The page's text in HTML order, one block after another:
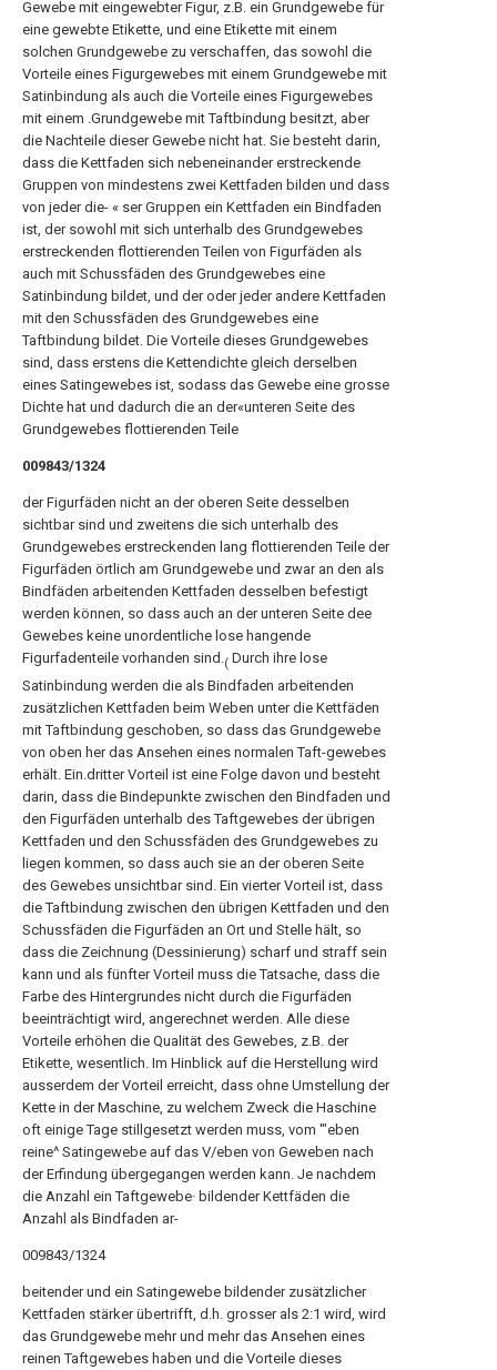
Gewebe mit eingewebter Figur, z.B. ein Grundgewebe für
eine gewebte Etikette, und eine Etikette mit einem
solchen Grundgewebe zu verschaffen, das sowohl die
Vorteile eines Figurgewebes mit einem Grundgewebe mit
Satinbindung als auch die Vorteile eines Figurgewebes
mit einem .Grundgewebe mit Taftbindung besitzt, aber
die Nachteile dieser Gewebe nicht hat. Sie besteht darin,
dass die Kettfaden sich nebeneinander erstreckende
Gruppen von mindestens zwei Kettfaden bilden und dass
von jeder die- « ser Gruppen ein Kettfaden ein Bindfaden
ist, der sowohl mit sich unterhalb des Grundgewebes
erstreckenden flottierenden Teilen von Figurfäden als
auch mit Schussfäden des Grundgewebes eine
Satinbindung bildet, und der oder jeder andere Kettfaden
mit den Schussfäden des Grundgewebes eine
Taftbindung bildet. Die Vorteile dieses Grundgewebes
sind, dass erstens die Kettendichte gleich derselben
eines Satingewebes ist, sodass das Gewebe eine grosse
Dichte hat und dadurch die an der«unteren Seite des
Grundgewebes flottierenden Teile
009843/1324
der Figurfäden nicht an der oberen Seite desselben
sichtbar sind und zweitens die sich unterhalb des
Grundgewebes erstreckenden lang flottierenden Teile der
Figurfäden örtlich am Grundgewebe und zwar an den als
Bindfäden arbeitenden Kettfaden desselben befestigt
werden können, so dass auch an der unteren Seite dee
Gewebes keine unordentliche lose hangende
Figurfadenteile vorhanden sind.( Durch ihre lose
Satinbindung werden die als Bindfaden arbeitenden
zusätzlichen Kettfaden beim Weben unter die Kettfäden
mit Taftbindung geschoben, so dass das Grundgewebe
von oben her das Ansehen eines normalen Taft-gewebes
erhält. Ein.dritter Vorteil ist eine Folge davon und besteht
darin, dass die Bindepunkte zwischen den Bindfaden und
den Figurfäden unterhalb des Taftgewebes der übrigen
Kettfaden und den Schussfäden des Grundgewebes zu
liegen kommen, so dass auch sie an der oberen Seite
des Gewebes unsichtbar sind. Ein vierter Vorteil ist, dass
die Taftbindung zwischen den übrigen Kettfaden und den
Schussfäden die Figurfäden an Ort und Stelle hält, so
dass die Zeichnung (Dessinierung) scharf und straff sein
kann und als fünfter Vorteil muss die Tatsache, dass die
Farbe des Hintergrundes nicht durch die Figurfäden
beeinträchtigt wird, angerechnet werden. Alle diese
Vorteile erhöhen die Qualität des Gewebes, z.B. der
Etikette, wesentlich. Im Hinblick auf die Herstellung wird
ausserdem der Vorteil erreicht, dass ohne Umstellung der
Kette in der Maschine, zu welchem Zweck die Haschine
oft einige Tage stillgesetzt werden muss, vom '"eben
reine^ Satingewebe auf das V/eben von Geweben nach
der Erfindung übergegangen werden kann. Je nachdem
die Anzahl ein Taftgewebe· bildender Kettfäden die
Anzahl als Bindfaden ar-
009843/1324
beitender und ein Satingewebe bildender zusätzlicher
Kettfaden stärker übertrifft, d.h. grosser als 2:1 wird, wird
das Grundgewebe mehr und mehr das Ansehen eines
reinen Taftgewebes haben und die Vorteile dieses